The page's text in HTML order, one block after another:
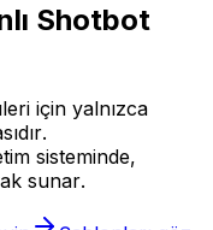
Shotbot
için yalnızca
sisteminde,
sunar.